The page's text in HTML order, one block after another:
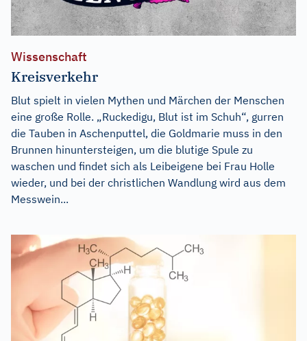
Wissenschaft
Kreisverkehr
Blut spielt in vielen Mythen und Märchen der Menschen
eine große Rolle. „Ruckedigu, Blut ist im Schuh“, gurren
die Tauben in Aschenputtel, die Goldmarie muss in den
Brunnen hinuntersteigen, um die blutige Spule zu
waschen und findet sich als Leibeigene bei Frau Holle
wieder, und bei der christlichen Wandlung wird aus dem
Messwein...